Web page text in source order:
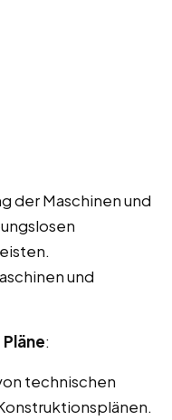
der Maschinen und
und
:
technischen